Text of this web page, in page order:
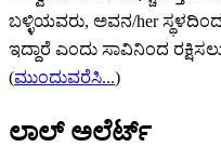
ಬಳ್ಳಿಯವರು, ಅವನ/her
ಇದ್ದಾರೆ ಎಂದು ಸಾವಿನಿಂದ
(ಮುಂದುವರೆಸಿ...)
ಲಾಲ್ ಅಲೆರ್ಟ್‌